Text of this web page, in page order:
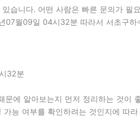
습니다. 어떤 사람은 빠른 문의가
월09일 04시32분 따라서 서초구
32분
문에 알아보는지 먼저 정리하는 것
능 여부를 확인하려는 것인지에 따